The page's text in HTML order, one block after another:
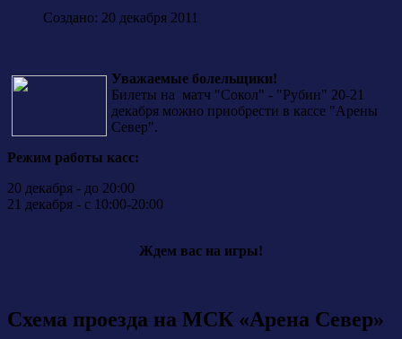
Создано: 20 декабря 2011
Уважаемые болельщики!
Билеты на матч "Сокол" - "Рубин" 20-21
декабря можно приобрести в кассе "Арены
Север".
Режим работы касс:
20 декабря - до 20:00
21 декабря - с 10:00-20:00
Ждем вас на игры!
Схема проезда на МСК «Арена Север»